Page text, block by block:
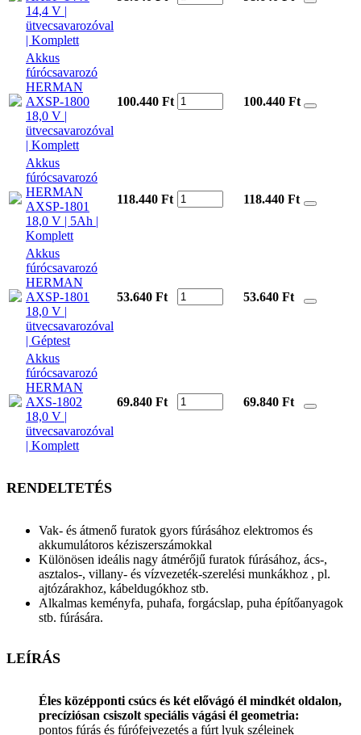
14,4 V |
ütvecsavarozóval
| Komplett
Akkus
fúrócsavarozó
HERMAN
AXSP-1800
18,0 V |
ütvecsavarozóval
| Komplett
100.440 Ft 100.440 Ft
Akkus
fúrócsavarozó
HERMAN
AXSP-1801
18,0 V | 5Ah |
Komplett
118.440 Ft 118.440 Ft
Akkus
fúrócsavarozó
HERMAN
AXSP-1801
18,0 V |
ütvecsavarozóval
| Géptest
53.640 Ft 53.640 Ft
Akkus
fúrócsavarozó
HERMAN
AXS-1802
18,0 V |
ütvecsavarozóval
| Komplett
69.840 Ft 69.840 Ft
RENDELTETÉS
Vak- és átmenő furatok gyors fúrásához elektromos és
akkumulátoros kéziszerszámokkal
Különösen ideális nagy átmérőjű furatok fúrásához, ács-,
asztalos-, villany- és vízvezeték-szerelési munkákhoz , pl.
ajtózárakhoz, kábeldugókhoz stb.
Alkalmas keményfa, puhafa, forgácslap, puha építőanyagok
stb. fúrására.
LEÍRÁS
Éles középponti csúcs és két elővágó él mindkét oldalon,
precíziósan csiszolt speciális vágási él geometria:
pontos fúrás és fúrófejvezetés a fúrt lyuk széleinek